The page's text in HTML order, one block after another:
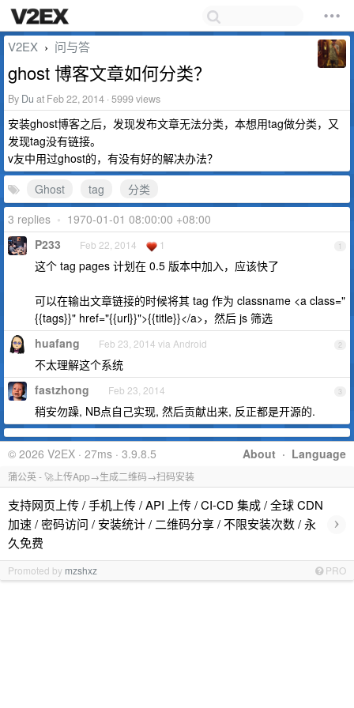
V2EX › 问与答
ghost 博客文章如何分类？
By Du at Feb 22, 2014 · 5999 views
安装ghost博客之后，发现发布文章无法分类，本想用tag做分类，又
发现tag没有链接。
v友中用过ghost的，有没有好的解决办法？
Ghost
tag
分类
3 replies • 1970-01-01 08:00:00 +08:00
1
P233 Feb 22, 2014 1
这个 tag pages 计划在 0.5 版本中加入，应该快了
可以在输出文章链接的时候将其 tag 作为 classname <a class="
{{tags}}" href="{{url}}">{{title}}</a>，然后 js 筛选
2
huafang Feb 23, 2014 via Android
不太理解这个系统
3
fastzhong Feb 23, 2014
稍安勿躁, NB点自己实现, 然后贡献出来, 反正都是开源的.
About · Language
© 2026 V2EX · 27ms · 3.9.8.5
蒲公英 - 🚀上传App→生成二维码→扫码安装
支持网页上传 / 手机上传 / API 上传 / CI-CD 集成 / 全球 CDN
加速 / 密码访问 / 安装统计 / 二维码分享 / 不限安装次数 / 永
久免费
›
Promoted by mzshxz PRO